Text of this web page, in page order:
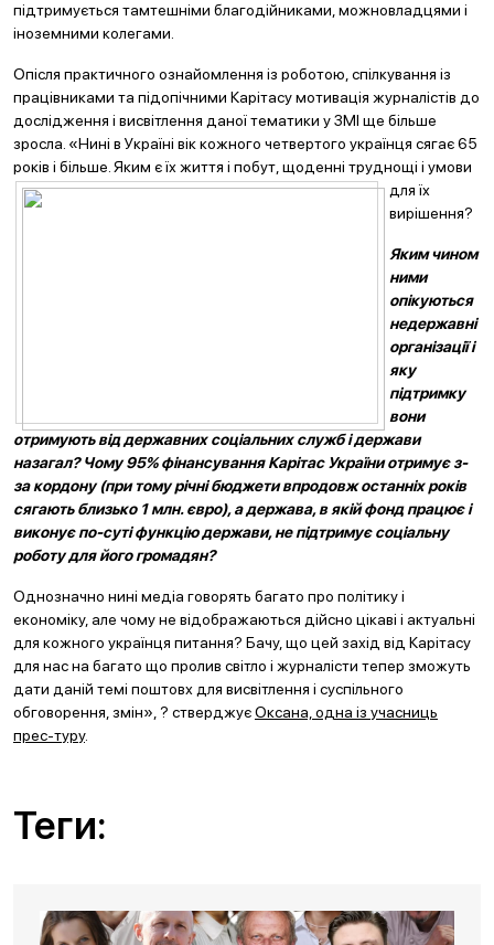
підтримується тамтешніми благодійниками, можновладцями і
іноземними колегами.
Опісля практичного ознайомлення із роботою, спілкування із
працівниками та підопічними Карітасу мотивація журналістів до
дослідження і висвітлення даної тематики у ЗМІ ще більше
зросла. «Нині в Україні вік кожного четвертого українця сягає 65
років і більше. Яким єїх життя і побут, щоденні труднощі і умови
для їх
вирішення?
Яким чином
ними
опікуються
недержавні
організації і
яку
підтримку
вони
отримують від державних соціальних служб і держави
назагал? Чому 95% фінансування Карітас України отримує з-
за кордону (при тому річні бюджети впродовж останніх років
сягають близько 1 млн. євро), а держава, в якій фонд працює і
виконує по-суті функцію держави, не підтримує соціальну
роботу для його громадян?
Однозначно нині медіа говорять багато про політику і
економіку, але чому не відображаються дійсно цікаві і актуальні
для кожного українця питання? Бачу, що цей захід від Карітасу
для нас на багато що пролив світло і журналісти тепер зможуть
дати даній темі поштовх для висвітлення і суспільного
обговорення, змін», ? стверджуєОксана, одна із учасниць
прес-туру.
Теги: